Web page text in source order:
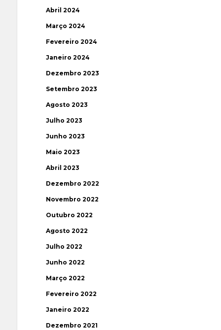
Abril 2024
Março 2024
Fevereiro 2024
Janeiro 2024
Dezembro 2023
Setembro 2023
Agosto 2023
Julho 2023
Junho 2023
Maio 2023
Abril 2023
Dezembro 2022
Novembro 2022
Outubro 2022
Agosto 2022
Julho 2022
Junho 2022
Março 2022
Fevereiro 2022
Janeiro 2022
Dezembro 2021